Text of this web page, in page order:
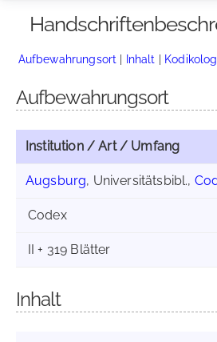
Aufbewahrungsort | Inhalt |
Aufbewahrungsort
Institution / Art / Umfang
Augsburg, Universitätsbibl.,
Codex
II + 319 Blätter
Inhalt